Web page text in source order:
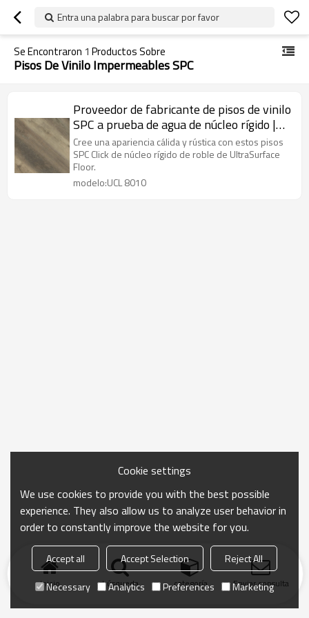
Entra una palabra para buscar por favor
Se Encontraron 1 Productos Sobre
Pisos De Vinilo Impermeables SPC
Proveedor de fabricante de pisos de vinilo
SPC a prueba de agua de núcleo rígido |
Roble Diseño Easy Clean Super Stability
Easy Clean UCL 8010
Cree una apariencia cálida y rústica con estos pisos
SPC Click de núcleo rígido de roble de UltraSurface
Floor.
modelo:UCL 8010
Inicio búsqueda categoría Enviar consulta
Cookie settings
We use cookies to provide you with the best possible
experience. They also allow us to analyze user behavior in
order to constantly improve the website for you.
Accept all Accept Selection
Reject All
Necessary
Analytics Preferences Marketing